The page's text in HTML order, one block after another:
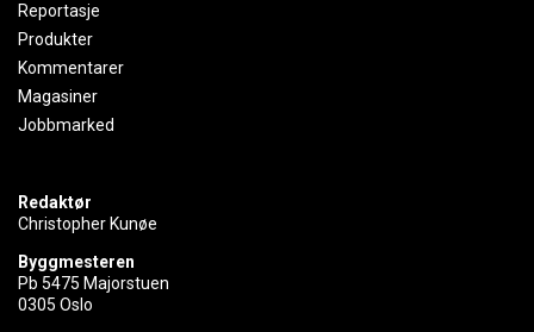
Reportasje
Produkter
Kommentarer
Magasiner
Jobbmarked
Redaktør
Christopher Kunøe
Byggmesteren
Pb 5475 Majorstuen
0305 Oslo